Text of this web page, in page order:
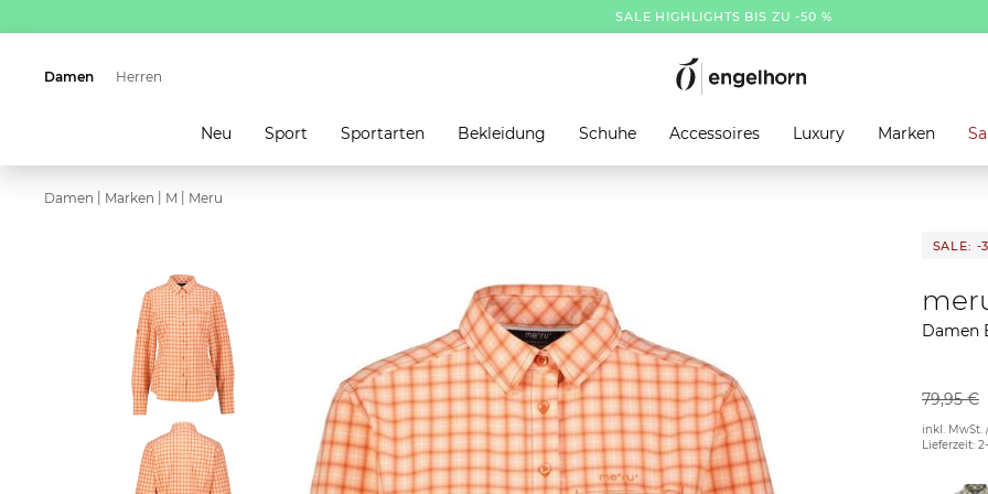
SALE HIGHLIGHTS BIS ZU -50 %
Damen
Neu Sport Sportarten Bekleidung Schuhe Accessoires Luxury Marken
Herren
Damen Marken M Meru
SALE: -
Damen
79,95 €
inkl. MwSt.
Lieferzeit: